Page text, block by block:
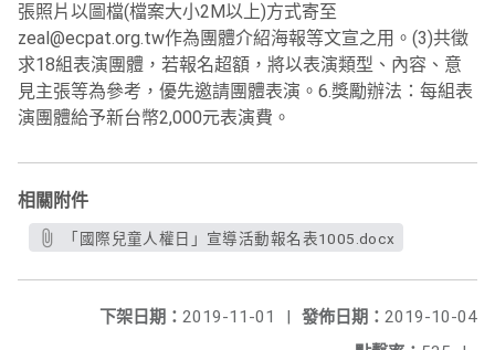
張照片以圖檔(檔案大小2M以上)方式寄至
zeal@ecpat.org.tw作為團體介紹海報等文宣之用。(3)共徵
求18組表演團體，若報名超額，將以表演類型、內容、意
見主張等為參考，優先邀請團體表演。6.獎勵辦法：每組表
演團體給予新台幣2,000元表演費。
相關附件
「國際兒童人權日」宣導活動報名表1005.docx
發佈日期： 2019-10-04
下架日期： 2019-11-01
|